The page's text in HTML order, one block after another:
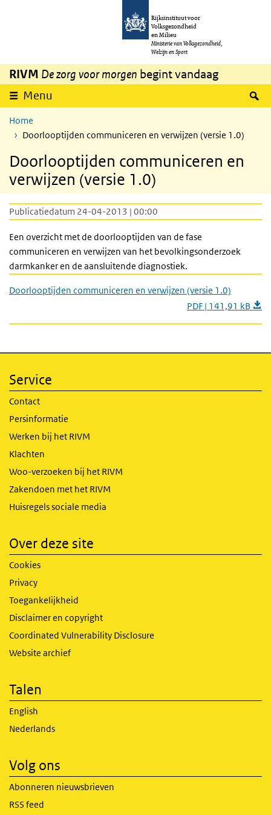
Overslaan en naar de inhoud gaan
Rijksinstituut voor
Volksgezondheid
en Milieu
Ministerie van Volksgezondheid,
Welzijn en Sport
RIVM De zorg voor morgen begint vandaag
Menu
Home
Doorlooptijden communiceren en verwijzen (versie 1.0)
Doorlooptijden communiceren en
verwijzen (versie 1.0)
Publicatiedatum 24-04-2013 | 00:00
Een overzicht met de doorlooptijden van de fase
communiceren en verwijzen van het bevolkingsonderzoek
darmkanker en de aansluitende diagnostiek.
Doorlooptijden communiceren en verwijzen (versie 1.0)
PDF | 141,91 kB
Service
Contact
Persinformatie
Werken bij het RIVM
Klachten
Woo-verzoeken bij het RIVM
Zakendoen met het RIVM
Huisregels sociale media
Over deze site
Cookies
Privacy
Toegankelijkheid
Disclaimer en copyright
Coordinated Vulnerability Disclosure
Website archief
Talen
English
Nederlands
Volg ons
Abonneren nieuwsbrieven
RSS feed